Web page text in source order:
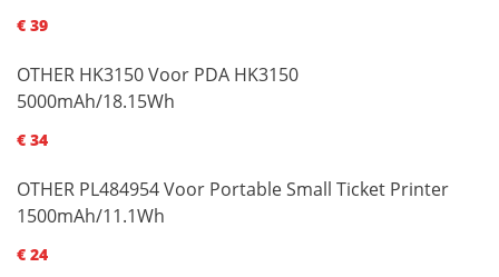
€ 39
OTHER HK3150 Voor PDA HK3150
5000mAh/18.15Wh
€ 34
OTHER PL484954 Voor Portable Small Ticket Printer
1500mAh/11.1Wh
€ 24